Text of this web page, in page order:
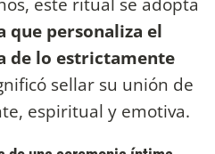
que personaliza el
de lo estrictamente
sellar su unión de
espiritual y emotiva.